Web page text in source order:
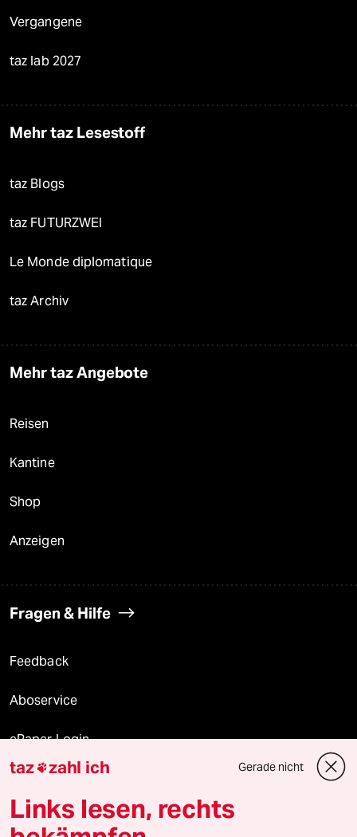
Vergangene
taz lab 2027
Mehr taz Lesestoff
taz Blogs
taz FUTURZWEI
Le Monde diplomatique
taz Archiv
Mehr taz Angebote
Reisen
Kantine
Shop
Anzeigen
Fragen & Hilfe
Feedback
Aboservice
ePaper Login
Downloads für Abonnierende
taz zahl ich Gerade nicht
Links lesen, rechts